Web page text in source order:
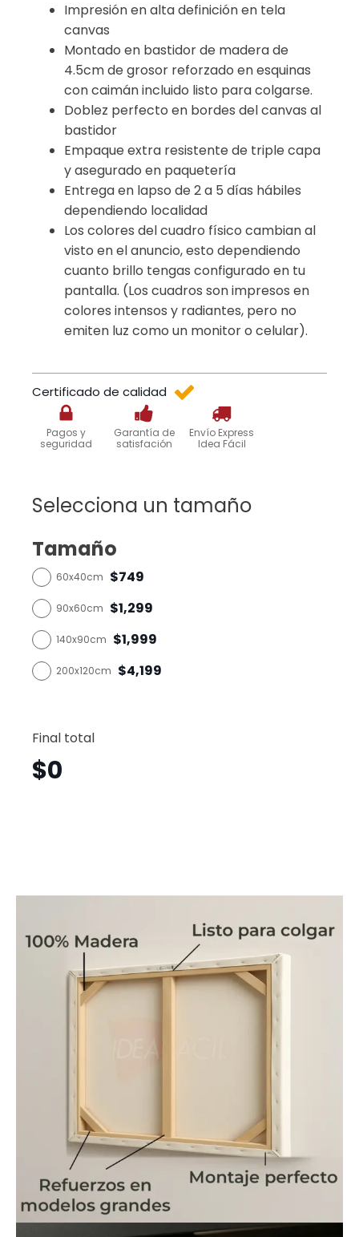
Impresión en alta definición en tela
canvas
Montado en bastidor de madera de
4.5cm de grosor reforzado en esquinas
con caimán incluido listo para colgarse.
Doblez perfecto en bordes del canvas al
bastidor
Empaque extra resistente de triple capa
y asegurado en paquetería
Entrega en lapso de 2 a 5 días hábiles
dependiendo localidad
Los colores del cuadro físico cambian al
visto en el anuncio, esto dependiendo
cuanto brillo tengas configurado en tu
pantalla. (Los cuadros son impresos en
colores intensos y radiantes, pero no
emiten luz como un monitor o celular).
Certificado de calidad
Pagos y
seguridad
Garantía de
satisfación
Envío Express
Idea Fácil
Selecciona un tamaño
Tamaño
60x40cm $749
90x60cm $1,299
140x90cm $1,999
200x120cm $4,199
Final total
$0